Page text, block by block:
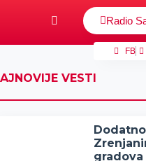
Radio
FB
VESTI
gradova